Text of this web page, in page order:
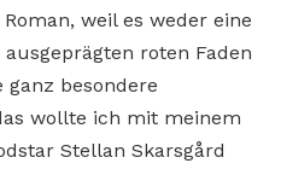
weil es weder eine
roten Faden
besondere
wollte ich mit meinem
Stellan Skarsgård